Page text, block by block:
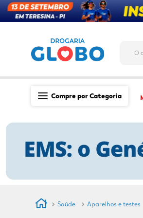
Compre por Categoria
Saúde
Dermocosméticos
Conveniência
Saúde Aparelhos e testes